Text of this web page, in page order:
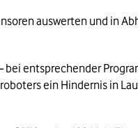
auswerten und in
bei entsprechender
ein Hindernis in